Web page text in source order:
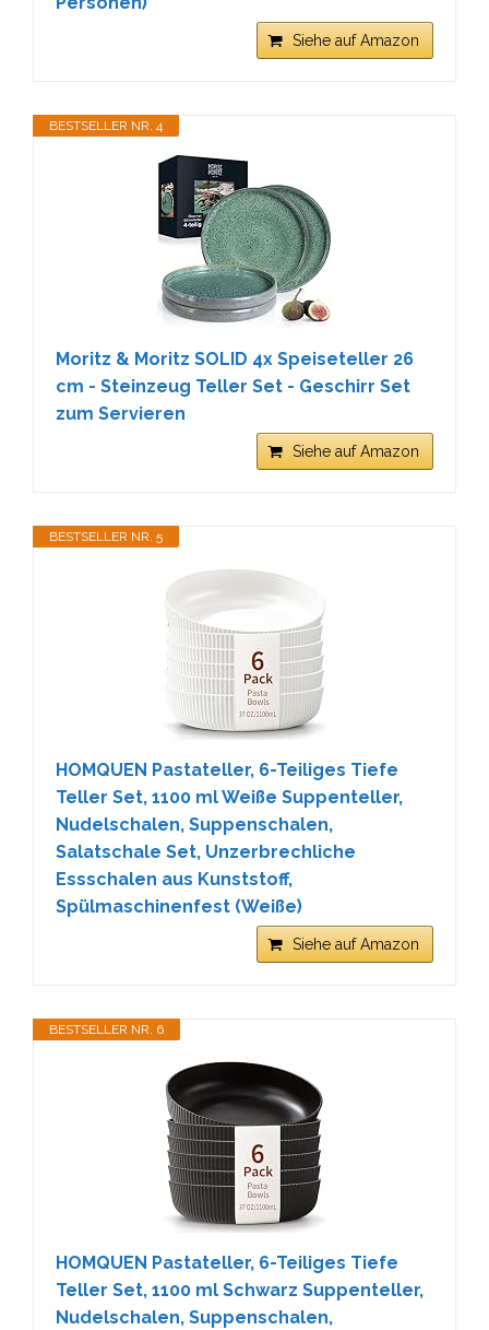
Siehe auf Amazon
BESTSELLER NR. 4
Moritz & Moritz SOLID 4x Speiseteller 26
cm - Steinzeug Teller Set - Geschirr Set
zum Servieren
Siehe auf Amazon
BESTSELLER NR. 5
HOMQUEN Pastateller, 6-Teiliges Tiefe
Teller Set, 1100 ml Weiße Suppenteller,
Nudelschalen, Suppenschalen,
Salatschale Set, Unzerbrechliche
Essschalen aus Kunststoff,
Spülmaschinenfest (Weiße)
Siehe auf Amazon
BESTSELLER NR. 6
HOMQUEN Pastateller, 6-Teiliges Tiefe
Teller Set, 1100 ml Schwarz Suppenteller,
Nudelschalen, Suppenschalen,